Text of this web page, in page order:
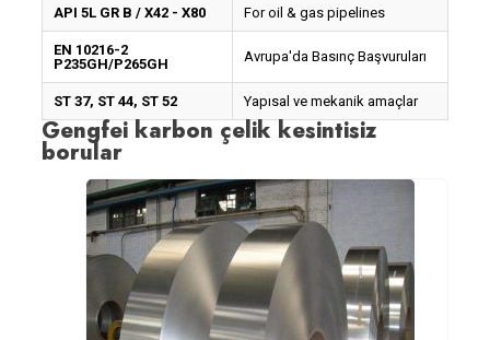
API 5L GR B / X42 - X80 For oil & gas pipelines
EN 10216-2
P235GH/P265GH
Avrupa'da Basınç Başvuruları
ST 37, ST 44, ST 52 Yapısal ve mekanik amaçlar
Gengfei karbon çelik kesintisiz
borular